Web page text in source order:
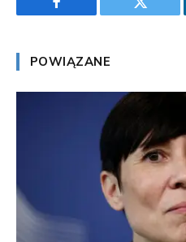
Facebook Twitter
POWIĄZANE